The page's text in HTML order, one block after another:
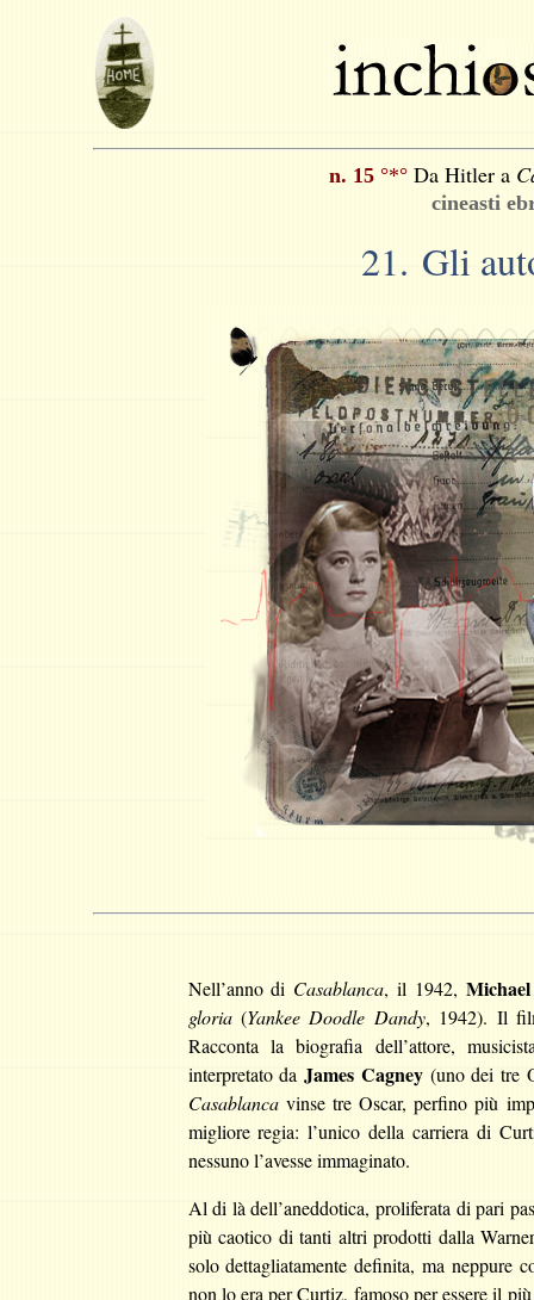
n. 15 °*° Da Hitler a
cineasti
21. Gli
Nell’anno di Casablanca, il 1942,
gloria (Yankee Doodle Dandy, 1942). Il
Racconta la biografia dell’attore,
interpretato daJames Cagney(uno dei tre
Casablanca vinse tre Oscar, perfino più
migliore regia: l’unico della carriera di
nessuno l’avesse immaginato.
Al di là dell’aneddotica, proliferata di pari
più caotico di tanti altri prodotti dalla
solo dettagliatamente definita, ma neppure
non lo era per Curtiz, famoso per essere il